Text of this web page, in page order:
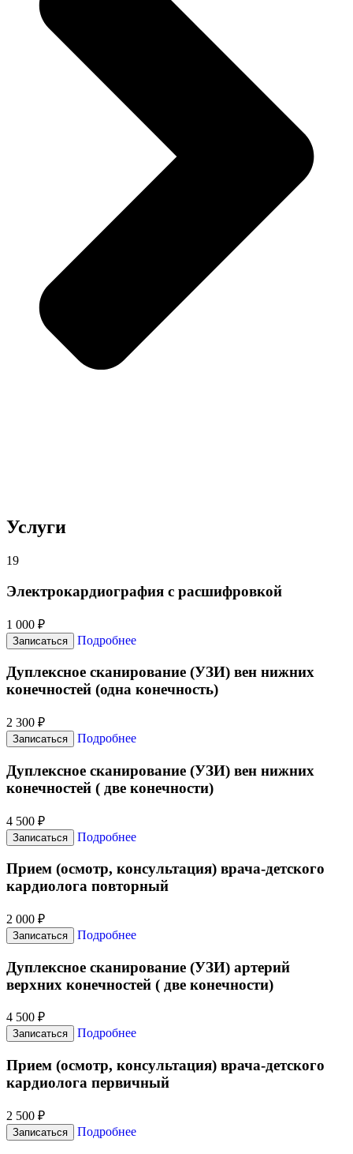
Услуги
19
Электрокардиография с расшифровкой
1 000 ₽
Записаться Подробнее
Дуплексное сканирование (УЗИ) вен нижних
конечностей (одна конечность)
2 300 ₽
Записаться Подробнее
Дуплексное сканирование (УЗИ) вен нижних
конечностей ( две конечности)
4 500 ₽
Записаться Подробнее
Прием (осмотр, консультация) врача-детского
кардиолога повторный
2 000 ₽
Записаться Подробнее
Дуплексное сканирование (УЗИ) артерий
верхних конечностей ( две конечности)
4 500 ₽
Записаться Подробнее
Прием (осмотр, консультация) врача-детского
кардиолога первичный
2 500 ₽
Записаться Подробнее